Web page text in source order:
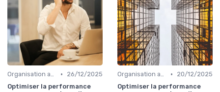
Organisation agile & scalable •
26/12/2025
Optimiser la performance
Organisation agile & scalable •
20/12/2025
Optimiser la performance